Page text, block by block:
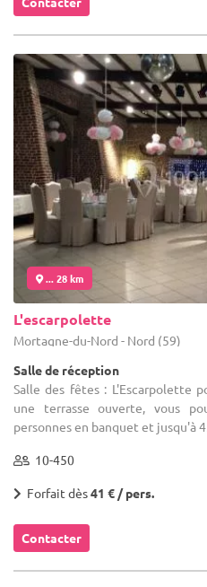
... 28 km
L'escarpolette
Mortagne-du-Nord - Nord (59)
Salle de réception
Salle des fêtes : L'Escarpolette
une terrasse ouverte, vous
personnes en banquet et jusqu'à
10-450
Forfait dès41 € / pers.
Contacter